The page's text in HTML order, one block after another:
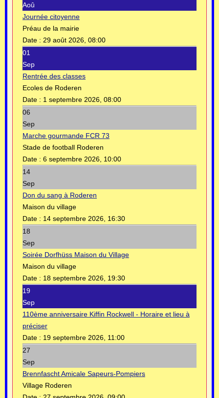
Aoû
Journée citoyenne
Préau de la mairie
Date : 29 août 2026, 08:00
01
Sep
Rentrée des classes
Ecoles de Roderen
Date : 1 septembre 2026, 08:00
06
Sep
Marche gourmande FCR 73
Stade de football Roderen
Date : 6 septembre 2026, 10:00
14
Sep
Don du sang à Roderen
Maison du village
Date : 14 septembre 2026, 16:30
18
Sep
Soirée Dorfhüss Maison du Village
Maison du village
Date : 18 septembre 2026, 19:30
19
Sep
110ème anniversaire Kiffin Rockwell - Horaire et lieu à
préciser
Date : 19 septembre 2026, 11:00
27
Sep
Brennfascht Amicale Sapeurs-Pompiers
Village Roderen